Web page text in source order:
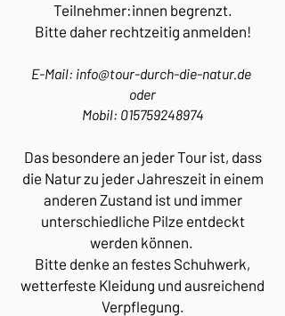
Teilnehmer:innen begrenzt.
Bitte daher rechtzeitig anmelden!​
E-Mail: info@tour-durch-die-natur.de​
oder
Mobil: 015759248974
Das besondere an jeder Tour ist, dass
die Natur zu jeder Jahreszeit in einem
anderen Zustand ist und immer
unterschiedliche Pilze entdeckt
werden können.
Bitte denke an festes Schuhwerk,
wetterfeste Kleidung und ausreichend
Verpflegung.